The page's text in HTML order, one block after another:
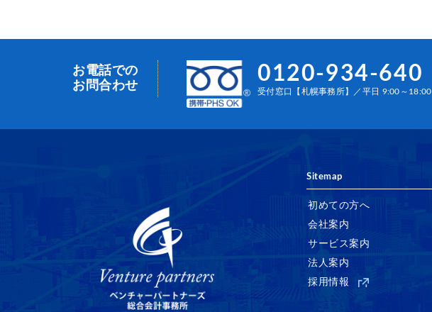
お電話での
お問合わせ
0120-934-640
受付窓口【札幌事務所】／平日 9:00～18:00
Sitemap
初めての方へ
会社案内
サービス案内
法人案内
採用情報